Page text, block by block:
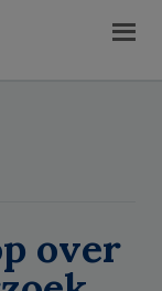
over